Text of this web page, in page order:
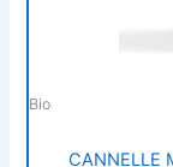
Bio
CANNELLE